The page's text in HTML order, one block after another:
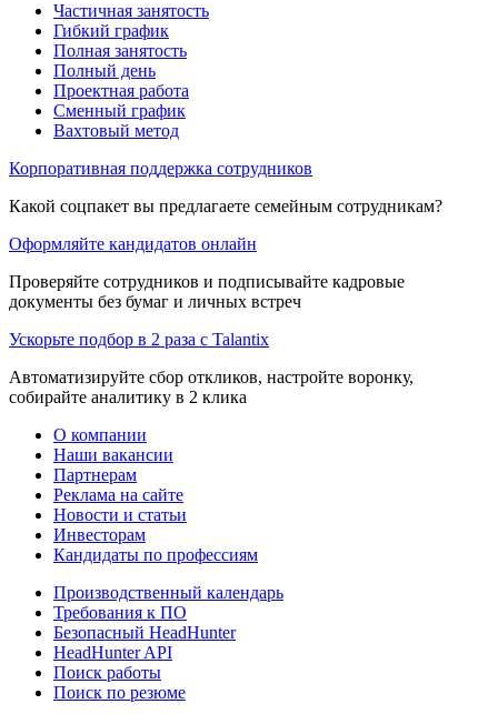
Частичная занятость
Гибкий график
Полная занятость
Полный день
Проектная работа
Сменный график
Вахтовый метод
Корпоративная поддержка сотрудников
Какой соцпакет вы предлагаете семейным сотрудникам?
Оформляйте кандидатов онлайн
Проверяйте сотрудников и подписывайте кадровые
документы без бумаг и личных встреч
Ускорьте подбор в 2 раза с Talantix
Автоматизируйте сбор откликов, настройте воронку,
собирайте аналитику в 2 клика
О компании
Наши вакансии
Партнерам
Реклама на сайте
Новости и статьи
Инвесторам
Кандидаты по профессиям
Производственный календарь
Требования к ПО
Безопасный HeadHunter
HeadHunter API
Поиск работы
Поиск по резюме